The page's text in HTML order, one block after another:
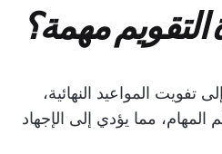
التقويم مهمة؟
تفويت المواعيد النهائية،
المهام، مما يؤدي إلى الإجهاد